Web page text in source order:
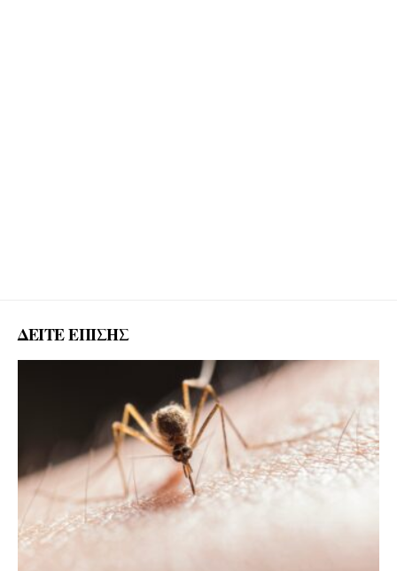
ΔΕΙΤΕ ΕΠΙΣΗΣ